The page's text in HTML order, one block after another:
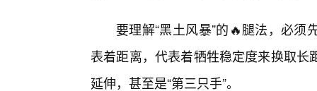
要理解“黑土风暴”的🔥腿法，必
表着距离，代表着牺牲稳定度来换取
延伸，甚至是“第三只手”。